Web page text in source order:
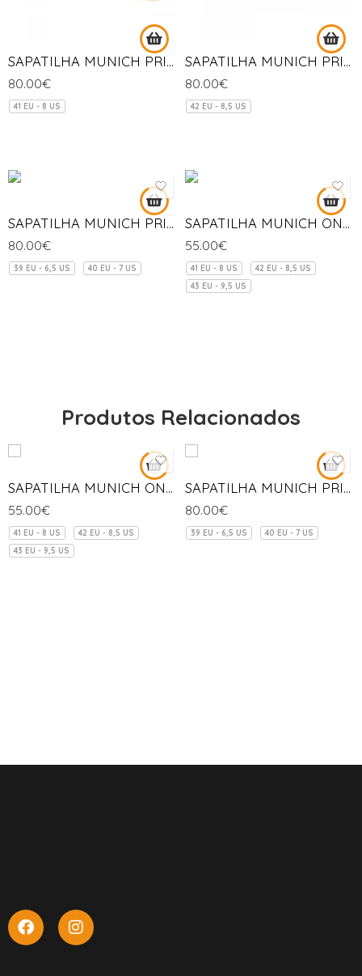
SAPATILHA MUNICH PRISMA-02
80.00€
41 EU - 8 US
SAPATILHA MUNICH PRISMA-01
80.00€
42 EU - 8,5 US
SAPATILHA MUNICH PRISMA-04
80.00€
39 EU - 6,5 US 40 EU - 7 US
SAPATILHA MUNICH ONE INDOOR-025
55.00€
41 EU - 8 US
42 EU - 8,5 US
43 EU - 9,5 US
Produtos Relacionados
SAPATILHA MUNICH ONE INDOOR-025
55.00€
41 EU - 8 US
42 EU - 8,5 US
43 EU - 9,5 US
SAPATILHA MUNICH PRISMA-04
80.00€
39 EU - 6,5 US 40 EU - 7 US